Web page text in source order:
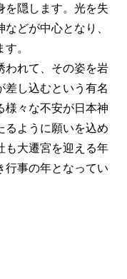
を隠します。光を失
どが中心となり、
。
われて、その姿を岩
差し込むという有名
様々な不安が日本神
るように願いを込め
も大遷宮を迎える年
行事の年となってい